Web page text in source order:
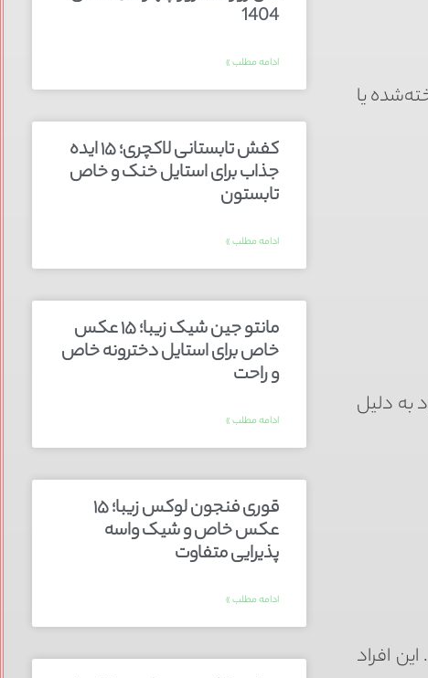
یا
به دلیل
این افراد
1404
ادامه مطلب »
کفش تابستانی لاکچری؛ ۱۵ ایده‌
جذاب برای استایل خنک و خاص
تابستون
ادامه مطلب »
مانتو جین شیک زیبا؛ ۱۵ عکس
خاص برای استایل دخترونه خاص
و راحت
ادامه مطلب »
قوری فنجون لوکس زیبا؛ ۱۵
عکس خاص و شیک واسه
پذیرایی متفاوت
ادامه مطلب »